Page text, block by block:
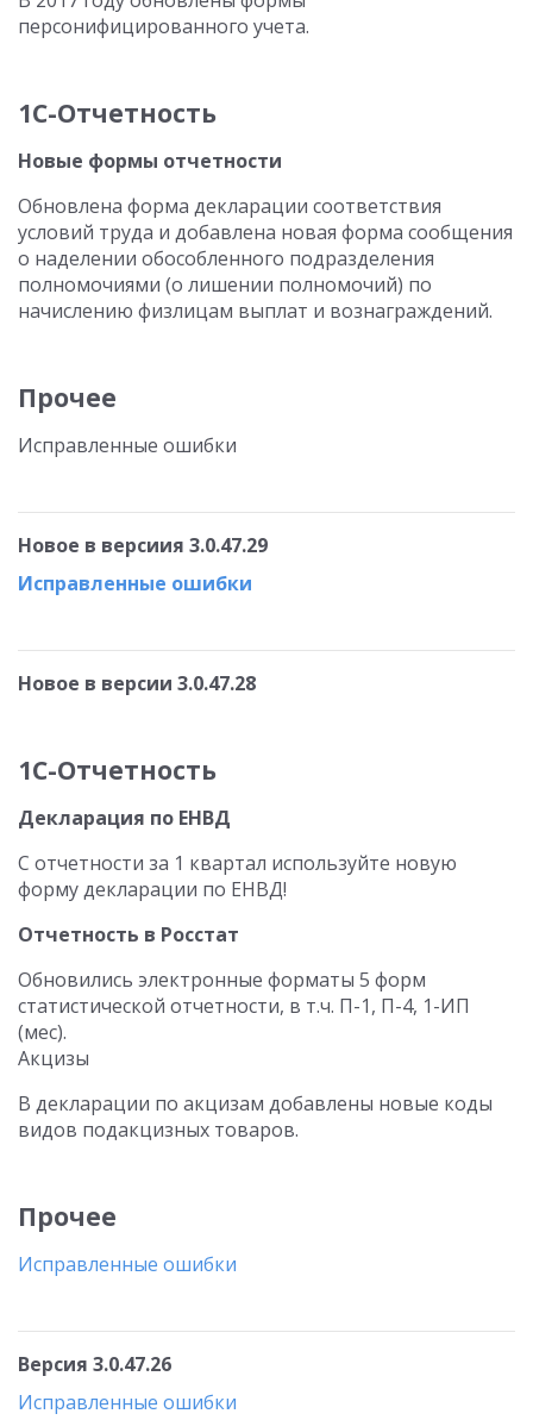
персонифицированного учета.
1С-Отчетность
Новые формы отчетности
Обновлена форма декларации соответствия
условий труда и добавлена новая форма сообщения
о наделении обособленного подразделения
полномочиями (о лишении полномочий) по
начислению физлицам выплат и вознаграждений.
Прочее
Исправленные ошибки
Новое в версиия 3.0.47.29
Исправленные ошибки
Новое в версии 3.0.47.28
1С-Отчетность
Декларация по ЕНВД
С отчетности за 1 квартал используйте новую
форму декларации по ЕНВД!
Отчетность в Росстат
Обновились электронные форматы 5 форм
статистической отчетности, в т.ч. П-1, П-4, 1-ИП
(мес).
Акцизы
В декларации по акцизам добавлены новые коды
видов подакцизных товаров.
Прочее
Исправленные ошибки
Версия 3.0.47.26
Исправленные ошибки